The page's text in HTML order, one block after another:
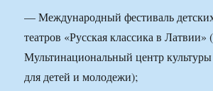
— Международный фестиваль
театров «Русская классика в
Мультинациональный центр культуры
для детей и молодежи);